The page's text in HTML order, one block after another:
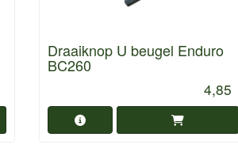
Draaiknop U beugel Enduro
BC260
4,85